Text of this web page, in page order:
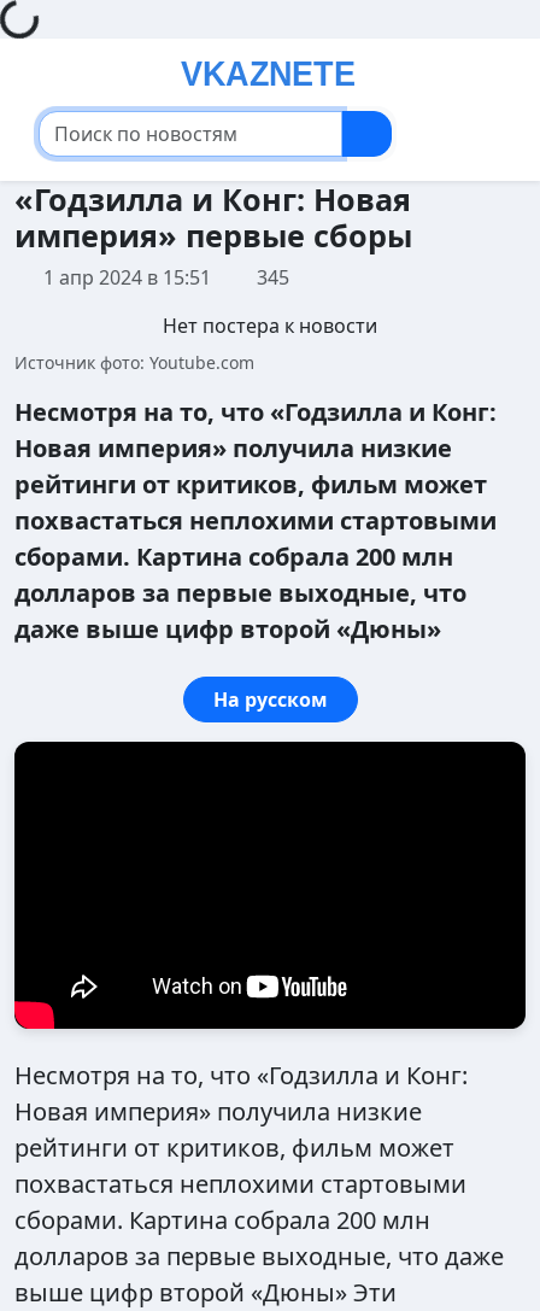
Loading...
«Годзилла и Конг: Новая
империя» первые сборы
1 апр 2024 в 15:51
345
Нет постера к новости
Источник фото: Youtube.com
Несмотря на то, что «Годзилла и Конг:
Новая империя» получила низкие
рейтинги от критиков, фильм может
похвастаться неплохими стартовыми
сборами. Картина собрала 200 млн
долларов за первые выходные, что
даже выше цифр второй «Дюны»
На русском
Несмотря на то, что «Годзилла и Конг:
Новая империя» получила низкие
рейтинги от критиков, фильм может
похвастаться неплохими стартовыми
сборами. Картина собрала 200 млн
долларов за первые выходные, что даже
выше цифр второй «Дюны» Эти